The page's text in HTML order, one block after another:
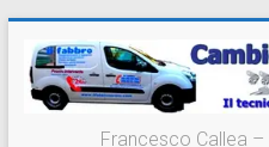
contenuto
Francesco Callea